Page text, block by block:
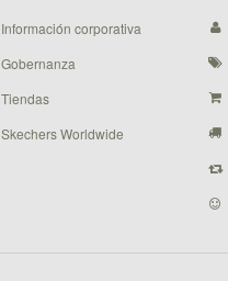
Información corporativa
Gobernanza
Tiendas
Skechers Worldwide